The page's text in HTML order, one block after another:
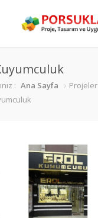
: Ana Sayfa
Projeler